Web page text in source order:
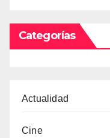
Categorías
Actualidad
Cine